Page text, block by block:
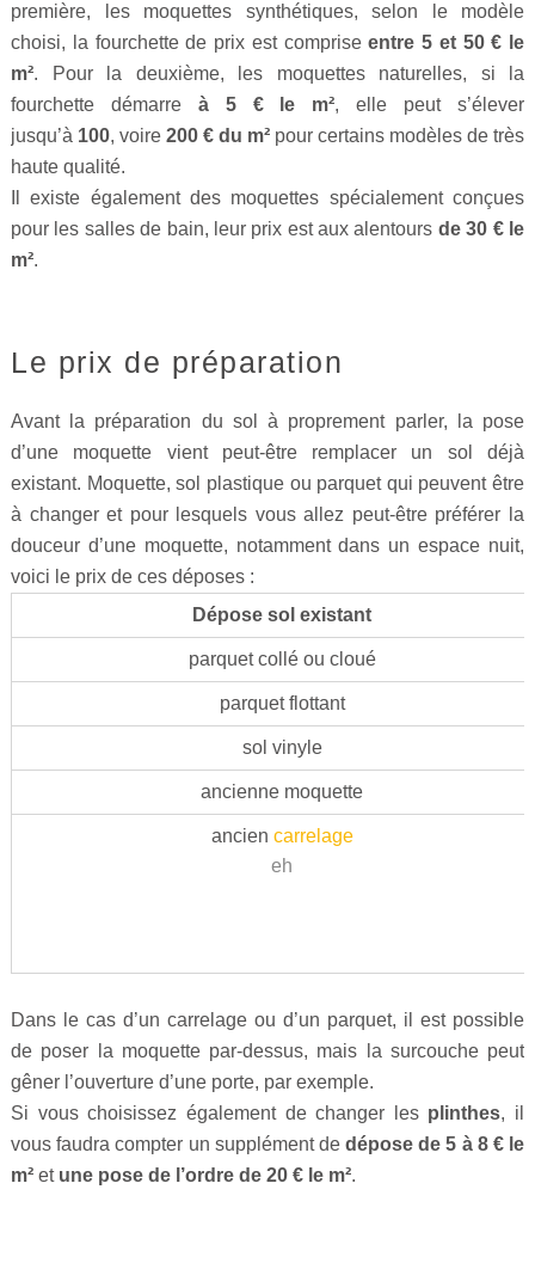
première, les moquettes synthétiques, selon le modèle
choisi, la fourchette de prix est compriseentre 5 et 50 € le
m². Pour la deuxième, les moquettes naturelles, si la
fourchette démarre à 5 € le m², elle peut s’élever
jusqu’à 100, voire 200 € du m² pour certains modèles de très
haute qualité.
Il existe également des moquettes spécialement conçues
pour les salles de bain, leur prix est aux alentours de 30 € le
m².
Le prix de préparation
Avant la préparation du sol à proprement parler, la pose
d’une moquette vient peut-être remplacer un sol déjà
existant. Moquette, sol plastique ou parquet qui peuvent être
à changer et pour lesquels vous allez peut-être préférer la
douceur d’une moquette, notamment dans un espace nuit,
voici le prix de ces déposes :
Dépose sol existant
parquet collé ou cloué
parquet flottant
sol vinyle
ancienne moquette
ancien carrelage
eh
Dans le cas d’un carrelage ou d’un parquet, il est possible
de poser la moquette par-dessus, mais la surcouche peut
gêner l’ouverture d’une porte, par exemple.
Si vous choisissez également de changer les plinthes, il
vous faudra compter un supplément de dépose de 5 à 8 € le
m² et une pose de l’ordre de 20 € le m².